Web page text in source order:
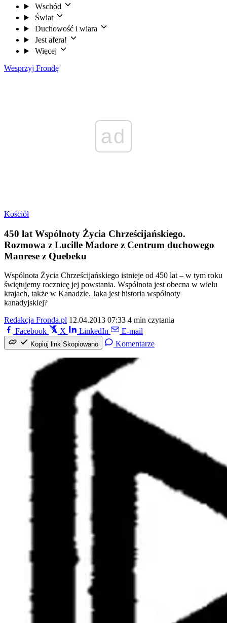
Wschód
Świat
Duchowość i wiara
Jest afera!
Więcej
Wesprzyj Frondę
ad
Kościół
450 lat Wspólnoty Życia Chrześcijańskiego.
Rozmowa z Lucille Madore z Centrum duchowego
Manrese z Quebeku
Wspólnota Życia Chrześcijańskiego istnieje od 450 lat – w tym roku
świętujemy rocznicę jej powstania. Wspólnota jest obecna w wielu
krajach, także w Kanadzie. Jaka jest historia wspólnoty
kanadyjskiej?
Redakcja Fronda.pl 12.04.2013 07:33 4 min czytania
Facebook
X LinkedIn E-mail
Kopiuj link Skopiowano Komentarze